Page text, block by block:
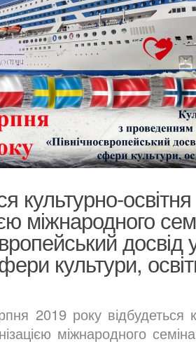
культурно-
міжнародного
досвід
культури,
2019 року відбудеться
міжнародного